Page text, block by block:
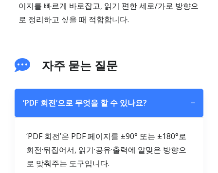
이지를 빠르게 바로잡고, 읽기 편한 세로/가로 방향으
로 정리하고 싶을 때 적합합니다.
자주 묻는 질문
‘PDF 회전’으로 무엇을 할 수 있나요? −
‘PDF 회전’은 PDF 페이지를 ±90° 또는 ±180°로
회전·뒤집어서, 읽기·공유·출력에 알맞은 방향으
로 맞춰주는 도구입니다.